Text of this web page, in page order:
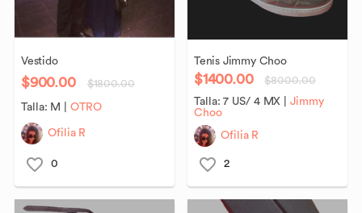
Vestido
$900.00 $1800.00
Talla: M OTRO
Ofilia R
0
Tenis Jimmy Choo
$1400.00
$8000.00
Talla:7 US/ 4 MX
Jimmy
Choo
Ofilia R
2